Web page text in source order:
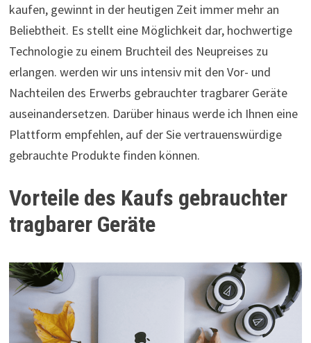
kaufen, gewinnt in der heutigen Zeit immer mehr an
Beliebtheit. Es stellt eine Möglichkeit dar, hochwertige
Technologie zu einem Bruchteil des Neupreises zu
erlangen. werden wir uns intensiv mit den Vor- und
Nachteilen des Erwerbs gebrauchter tragbarer Geräte
auseinandersetzen. Darüber hinaus werde ich Ihnen eine
Plattform empfehlen, auf der Sie vertrauenswürdige
gebrauchte Produkte finden können.
Vorteile des Kaufs gebrauchter
tragbarer Geräte